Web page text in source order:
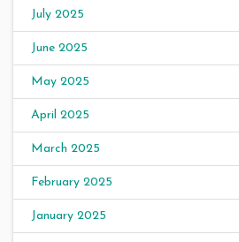
July 2025
June 2025
May 2025
April 2025
March 2025
February 2025
January 2025